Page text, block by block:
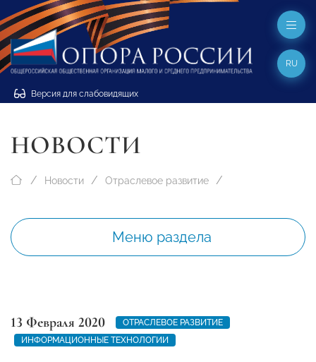
Версия для слабовидящих
RU
НОВОСТИ
Новости Отраслевое развитие
Меню раздела
13 Февраля 2020
ОТРАСЛЕВОЕ РАЗВИТИЕ
ИНФОРМАЦИОННЫЕ ТЕХНОЛОГИИ